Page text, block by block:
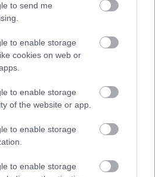
to send me
to enable storage
cookies on web or
to enable storage
of the website or app.
to enable storage
to enable storage
η πιο Εύκολη
σε 2